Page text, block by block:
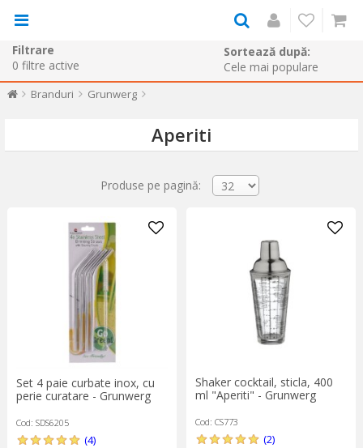
Filtrare
0 filtre active
Sortează după:
Branduri Grunwerg
Aperiti
Produse pe pagină:
Set 4 paie curbate inox, cu
perie curatare - Grunwerg
Cod: SDS6205
(4)
Shaker cocktail, sticla, 400
ml "Aperiti" - Grunwerg
Cod: CS773
(2)